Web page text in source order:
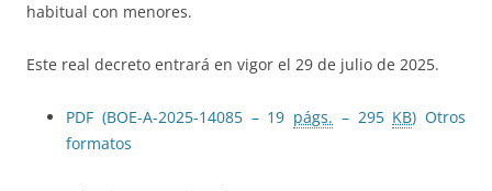
habitual con menores.
Este real decreto entrará en vigor el 29 de julio de 2025.
PDF (BOE-A-2025-14085 – 19 págs. – 295 KB) Otros
formatos